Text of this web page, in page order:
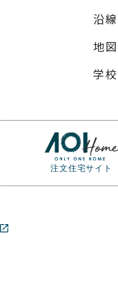
沿
地
学
注文住宅サイト